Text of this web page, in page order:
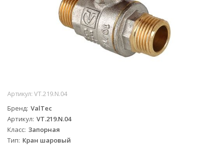
Артикул: VT.219.N.04
Бренд ValTec
Артикул VT.219.N.04
Класс Запорная
Тип Кран шаровый